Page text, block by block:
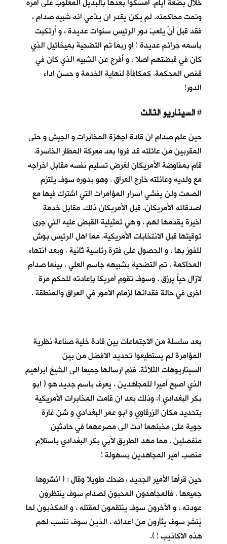
وتمت محاكمته. لم يكن يقدر ان يدَّعي انه شبيه صدام ،
فقد قبلَ أنْ يلعبَ دور الرئيس سنوات عديدة ، و اُرتكبت
باسمه جرائم عديدة ! او ربما تم التضحية بميخائيل الذي
كان في قبضتهم اصلا ، و أُفرِج عن الشبيه الذي كان في
قفص المحكمة. كمكافأةٍ لنهاية الخدمة و حسن اداء
الدور!
#
حين علم صدام ان قادة اجهزة المخابرات و الجيش و حتى
المقربين من عائلته قد فروا بعد معركة المطار الخاسرة.
قام بمفاوضة الأمريكان لغرض تسليم نفسه مقابل اخراجه
مع ولديه وعائلته خارج العراق . وهو بدوره سوف يلتزم
الصمت ولن يفشي اسرار المؤامرات التي اشترك فيها مع
اصدقائه الأمريكان. قبل الأمريكان ذلك. مقابل خدمة
اخيرة يقدمها لهم ، و هي تمثيلية القبض عليه التي جرى
توقيتها قبل الانتخابات الأمريكية. مما اهل الرئيس بوش
للفوز بها ، و الحصول على فترة رئاسية ثانية . وبعد انتهاء
المحاكمة . تم التضحية بشبيهه جاسم العلي . بينما صدام
لازال حياً يرزق . وسوف تقوم أمريكا بإعادته للحكم مرة
اخرى في حالة فقدانها لزمام الأمور في العراق والمنطقة .
بعد سلسلة من الاجتماعات بين قادة خلية صناعة نظرية
المؤامرة لم يستطيعوا تحديد الافضل من بين
السيناريوهات الثلاثة. فتم ارسالها جميعا الى الشيخ ابراهيم
الذي اصبح أميرا للمجاهدين ، يعرف باسم جديد هو ( ابو
بكر البغدادي ). وذلك بعد ان قامت المخابرات الأمريكية
بتحديد مكان الزرقاوي و ابو عمر البغدادي و شن غارة
جوية على مخبئهما ادت الى مصرعهما في حادثين
منفصلين ، مما مهد الطريق لأبي بكر البغدادي باستلام
منصب أمير المجاهدين بسهولة !
حين قرأها الأمير الجديد ، ضحك طويلا وقال : ( انشروها
جميعها . فالمجاهدون المحبون لصدام سوف ينتظرون
عودته ، و الآخرون سوف ينتقمون لمقتله ، و المكذبون لما
يُنشر سوف يثأرون من اعدائه ، الذين سوف ننسب لهم
هذه الاكاذيب ! ).